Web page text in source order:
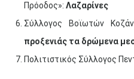
Πρόοδος»: Λαζαρίνες
Σύλλογος Βοϊωτών
προξενιάς τα δρώμενα
Πολιτιστικός Σύλλογος